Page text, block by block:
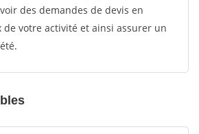
des demandes de devis en
de votre activité et ainsi assurer un